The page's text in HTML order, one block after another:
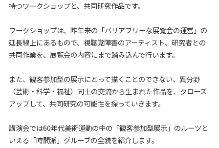
持つワークショップと、共同研究作品です。
ワークショップは、昨年来の「バリアフリーな展覧会の運営」の
延長線上にあるもので、視聴覚障害のアーティスト、研究者との
共同作業を、展覧会の内容にまで踏み込んで行います。
また、観客参加型の展示にとって描くことのできない、異分野
（芸術・科学・福祉）同士の交流から生まれた作品を、クローズ
アップして、共同研究の可能性を探っていきます。
講演会では60年代美術運動の中の「観客参加型展示」のルーツと
いえる「時間派」グルーブの全貌を紹介します。